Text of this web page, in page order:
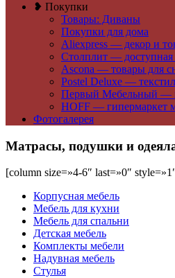
❥ Покупки
Товары: Диваны
Покупки для дома
Aliexpress — декор и
Столплит — доступная
Ascona — товары для
Postel Deluxe —
Первый Мебельный —
HOFF — гипермаркет
Фотогалерея
Матрасы, подушки и
[column size=»4-6″ last=»0″
Корпусная мебель
Мебель для кухни
Мебель для спальни
Детская мебель
Комплекты мебели
Надувная мебель
Стулья